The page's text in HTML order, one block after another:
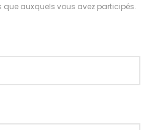
que auxquels vous avez participés.